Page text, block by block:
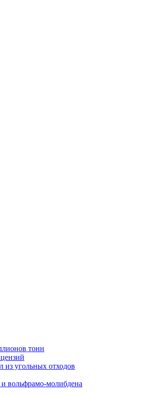
тонн
из угольных отходов
вольфрамо-молибдена